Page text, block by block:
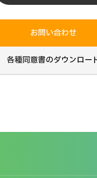
お問い合わせ
各種同意書のダウンロー